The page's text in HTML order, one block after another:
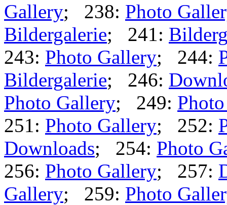
Gallery; 238: Photo
Bildergalerie; 241:
243: Photo Gallery; 244:
Bildergalerie; 246:
Photo Gallery; 249:
251: Photo Gallery; 252:
Downloads; 254: Photo
256: Photo Gallery; 257:
Gallery; 259: Photo